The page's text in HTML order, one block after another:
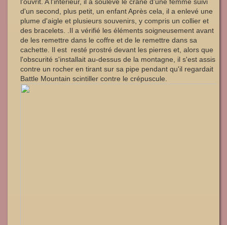
d'un second, plus petit, un enfant Après cela, il a enlevé une
plume d'aigle et plusieurs souvenirs, y compris un collier et
des bracelets. .Il a vérifié les éléments soigneusement avant
de les remettre dans le coffre et de le remettre dans sa
cachette. Il est resté prostré devant les pierres et, alors que
l'obscurité s'installait au-dessus de la montagne, il s'est assis
contre un rocher en tirant sur sa pipe pendant qu'il regardait
Battle Mountain scintiller contre le crépuscule.